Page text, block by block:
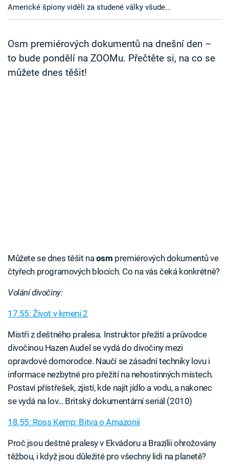
Sledujte prima+
Přihlášení
Americké špiony viděli za studené války všude...
Osm premiérových dokumentů na dnešní den –
to bude pondělí na ZOOMu. Přečtěte si, na co se
můžete dnes těšit!
Můžete se dnes těšit naosm premiérových dokumentů ve
čtyřech programových blocích. Co na vás čeká konkrétně?
Volání divočiny:
17.55: Život v kmeni 2
Mistři z deštného pralesa. Instruktor přežití a průvodce
divočinou Hazen Audel se vydá do divočiny mezi
opravdové domorodce. Naučí se zásadní techniky lovu i
informace nezbytné pro přežití na nehostinných místech.
Postaví přístřešek, zjistí, kde najít jídlo a vodu, a nakonec
se vydá na lov… Britský dokumentární seriál (2010)
18.55: Ross Kemp: Bitva o Amazonii
Proč jsou deštné pralesy v Ekvádoru a Brazílii ohrožovány
těžbou, i když jsou důležité pro všechny lidi na planetě?